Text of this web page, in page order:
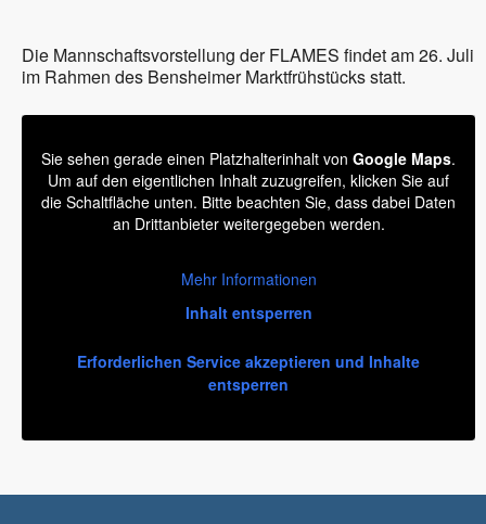
Die Mannschaftsvorstellung der FLAMES findet am 26. Juli
im Rahmen des Bensheimer Marktfrühstücks statt.
Sie sehen gerade einen Platzhalterinhalt von Google Maps.
Um auf den eigentlichen Inhalt zuzugreifen, klicken Sie auf
die Schaltfläche unten. Bitte beachten Sie, dass dabei Daten
an Drittanbieter weitergegeben werden.
Mehr Informationen
Inhalt entsperren
Erforderlichen Service akzeptieren und Inhalte
entsperren